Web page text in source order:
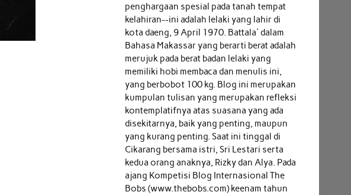
penghargaan spesial pada tanah tempat
kelahiran--ini adalah lelaki yang lahir di
kota daeng, 9 April 1970. Battala' dalam
Bahasa Makassar yang berarti berat adalah
merujuk pada berat badan lelaki yang
memiliki hobi membaca dan menulis ini,
yang berbobot 100 kg. Blog ini merupakan
kumpulan tulisan yang merupakan refleksi
kontemplatifnya atas suasana yang ada
disekitarnya, baik yang penting, maupun
yang kurang penting. Saat ini tinggal di
Cikarang bersama istri, Sri Lestari serta
kedua orang anaknya, Rizky dan Alya. Pada
ajang Kompetisi Blog Internasional The
Bobs (www.thebobs.com) keenam tahun